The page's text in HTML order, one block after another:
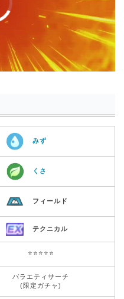
みず
くさ
フィールド
テクニカル
⭐️⭐️⭐️⭐️⭐️
バラエティサーチ
(限定ガチャ)